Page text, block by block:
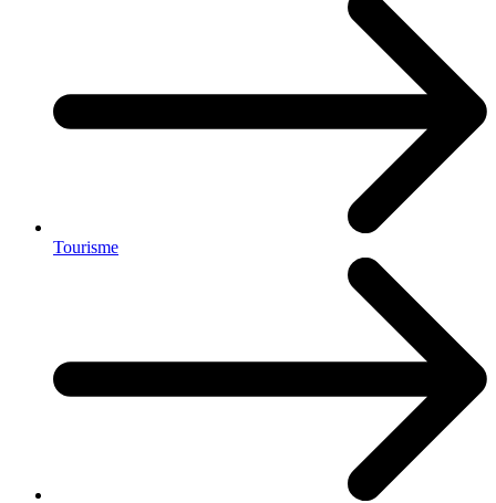
Tourisme